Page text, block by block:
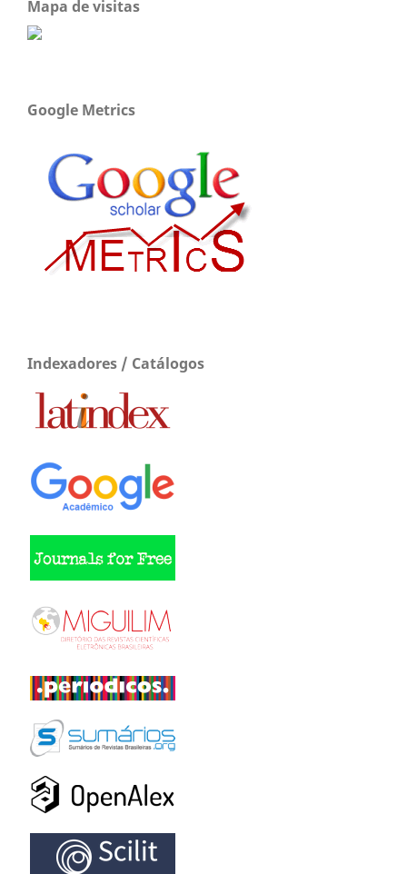
Mapa de visitas
Google Metrics
Indexadores / Catálogos